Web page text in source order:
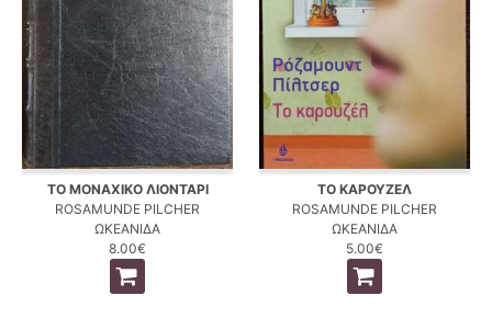
ΤΟ ΜΟΝΑΧΙΚΟ ΛΙΟΝΤΑΡΙ
ROSAMUNDE PILCHER
ΩΚΕΑΝΙΔΑ
8.00€
ΤΟ ΚΑΡΟΥΖΕΛ
ROSAMUNDE PILCHER
ΩΚΕΑΝΙΔΑ
5.00€